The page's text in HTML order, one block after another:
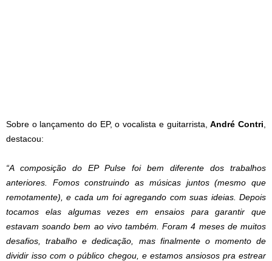
Sobre o lançamento do EP, o vocalista e guitarrista,André Contri
destacou:
“A composição do EP Pulse foi bem diferente dos trabalhos
anteriores. Fomos construindo as músicas juntos (mesmo que
remotamente), e cada um foi agregando com suas ideias. Depois
tocamos elas algumas vezes em ensaios para garantir que
estavam soando bem ao vivo também. Foram 4 meses de muitos
desafios, trabalho e dedicação, mas finalmente o momento de
dividir isso com o público chegou, e estamos ansiosos pra estrear